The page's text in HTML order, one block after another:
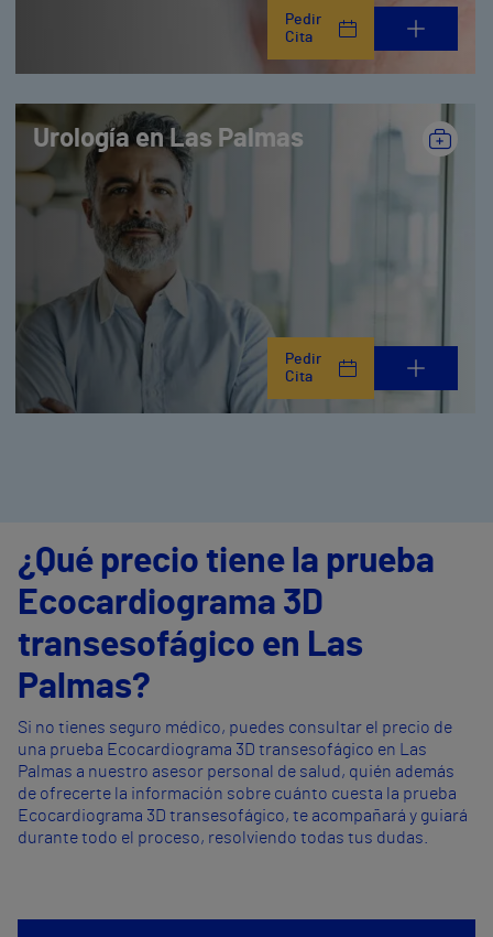
Pedir
Cita
Urología en Las Palmas
Pedir
Cita
¿Qué precio tiene la prueba
Ecocardiograma 3D
transesofágico en Las
Palmas?
Si no tienes seguro médico, puedes consultar el precio de
una prueba Ecocardiograma 3D transesofágico en Las
Palmas a nuestro asesor personal de salud, quién además
de ofrecerte la información sobre cuánto cuesta la prueba
Ecocardiograma 3D transesofágico, te acompañará y guiará
durante todo el proceso, resolviendo todas tus dudas.